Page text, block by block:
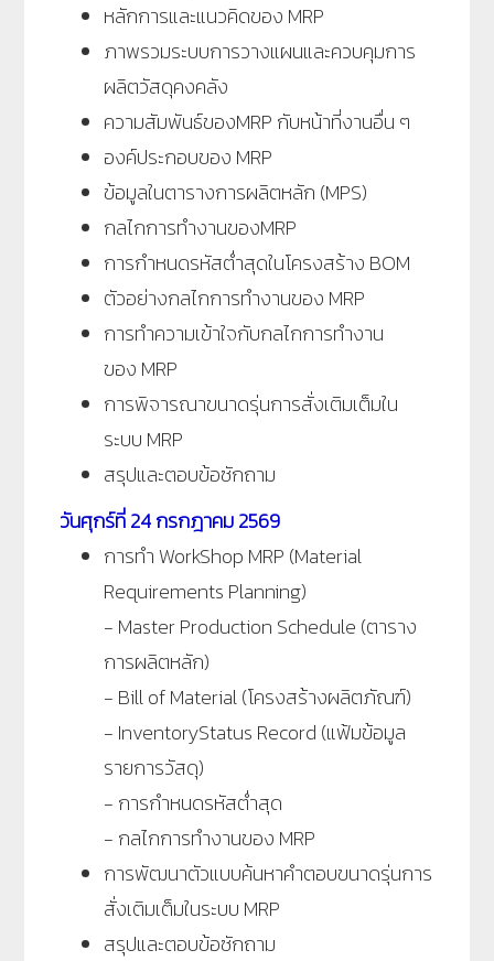
หลักการและแนวคิดของ MRP
ภาพรวมระบบการวางแผนและควบคุมการ
ผลิตวัสดุคงคลัง
ความสัมพันธ์ของMRP กับหน้าที่งานอื่น ๆ
องค์ประกอบของ MRP
ข้อมูลในตารางการผลิตหลัก (MPS)
กลไกการทำงานของMRP
การกำหนดรหัสต่ำสุดในโครงสร้าง BOM
ตัวอย่างกลไกการทำงานของ MRP
การทำความเข้าใจกับกลไกการทำงาน
ของ MRP
การพิจารณาขนาดรุ่นการสั่งเติมเต็มใน
ระบบ MRP
สรุปและตอบข้อซักถาม
วันศุกร์ที่ 24 กรกฎาคม 2569
การทำ WorkShop MRP (Material
Requirements Planning)
- Master Production Schedule (ตาราง
การผลิตหลัก)
- Bill of Material(โครงสร้างผลิตภัณฑ์)
- InventoryStatus Record (แฟ้มข้อมูล
รายการวัสดุ)
- การกำหนดรหัสต่ำสุด
- กลไกการทำงานของ MRP
การพัฒนาตัวแบบค้นหาคำตอบขนาดรุ่นการ
สั่งเติมเต็มในระบบ MRP
สรุปและตอบข้อซักถาม